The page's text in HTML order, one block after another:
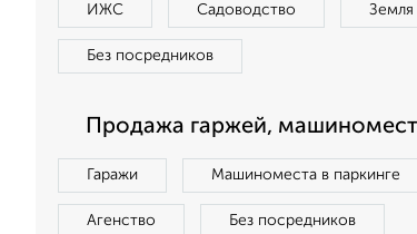
ИЖС Садоводство Земля
Без посредников
Продажа гаржей, машиномест
Гаражи Машиноместа в паркинге
Агенство Без посредников